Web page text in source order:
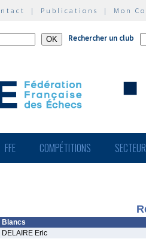
| Publications | Mon
Rechercher un club
FFE COMPÉTITIONS
Blancs
DELAIRE Eric